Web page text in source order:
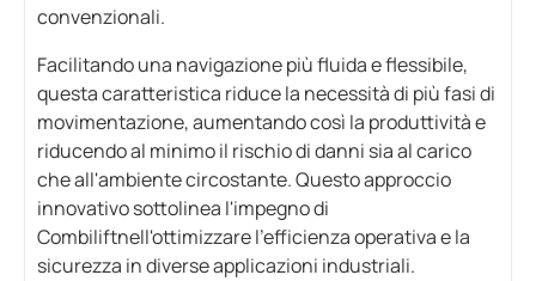
convenzionali.
Facilitando una navigazione più fluida e flessibile,
questa caratteristica riduce la necessità di più fasi di
movimentazione, aumentando così la produttività e
riducendo al minimo il rischio di danni sia al carico
che all'ambiente circostante. Questo approccio
innovativo sottolinea l'impegno di
Combiliftnell'ottimizzare l'efficienza operativa e la
sicurezza in diverse applicazioni industriali.